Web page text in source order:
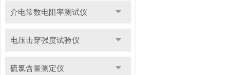
介电常数电阻率测试仪
电压击穿强度试验仪
硫氯含量测定仪